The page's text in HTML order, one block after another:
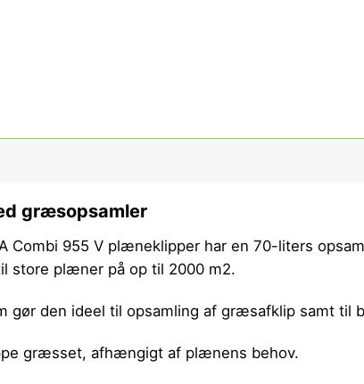
græsopsamler
Combi 955 V plæneklipper har en 70-liters
store plæner på op til 2000 m2.
den ideel til opsamling af græsafklip samt til
græsset, afhængigt af plænens behov.